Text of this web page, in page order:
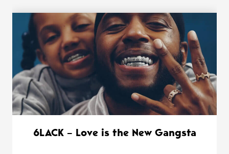
6LACK – Love is the New Gangsta